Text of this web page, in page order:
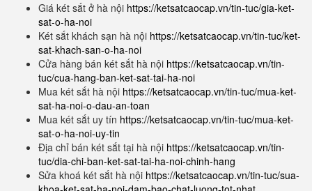
Giá két sắt ở hà nội https://ketsatcaocap.vn/tin-tuc/gia-ket-
sat-o-ha-noi
Két sắt khách sạn hà nội https://ketsatcaocap.vn/tin-tuc/ket-
sat-khach-san-o-ha-noi
Cửa hàng bán két sắt hà nội https://ketsatcaocap.vn/tin-
tuc/cua-hang-ban-ket-sat-tai-ha-noi
Mua két sắt hà nội https://ketsatcaocap.vn/tin-tuc/mua-ket-
sat-ha-noi-o-dau-an-toan
Mua két sắt uy tín https://ketsatcaocap.vn/tin-tuc/mua-ket-
sat-o-ha-noi-uy-tin
Địa chỉ bán két sắt tại hà nội https://ketsatcaocap.vn/tin-
tuc/dia-chi-ban-ket-sat-tai-ha-noi-chinh-hang
Sửa khoá két sắt hà nội https://ketsatcaocap.vn/tin-tuc/sua-